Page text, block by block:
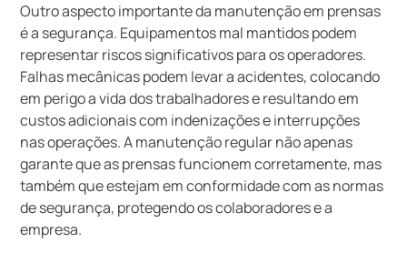
Outro aspecto importante da manutenção em prensas
é a segurança. Equipamentos mal mantidos podem
representar riscos significativos para os operadores.
Falhas mecânicas podem levar a acidentes, colocando
em perigo a vida dos trabalhadores e resultando em
custos adicionais com indenizações e interrupções
nas operações. A manutenção regular não apenas
garante que as prensas funcionem corretamente, mas
também que estejam em conformidade com as normas
de segurança, protegendo os colaboradores e a
empresa.